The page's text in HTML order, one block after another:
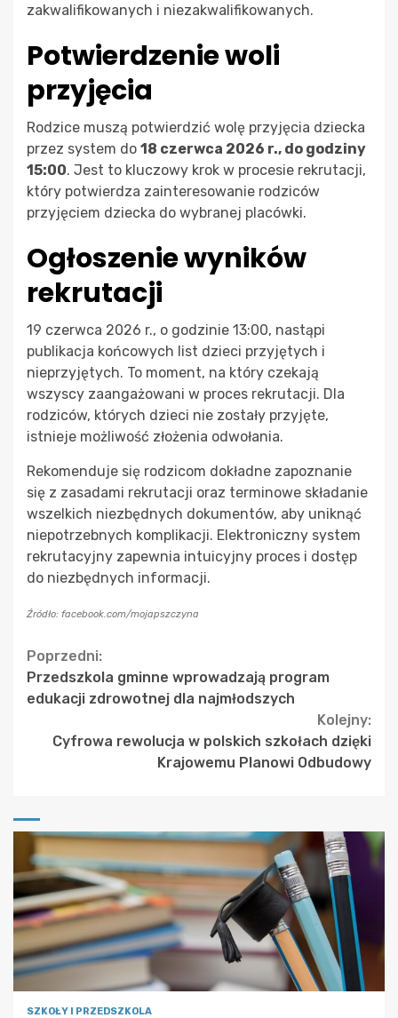
zakwalifikowanych i niezakwalifikowanych.
Potwierdzenie woli
przyjęcia
Rodzice muszą potwierdzić wolę przyjęcia dziecka
przez system do 18 czerwca 2026 r., do godziny
15:00. Jest to kluczowy krok w procesie rekrutacji,
który potwierdza zainteresowanie rodziców
przyjęciem dziecka do wybranej placówki.
Ogłoszenie wyników
rekrutacji
19 czerwca 2026 r., o godzinie 13:00, nastąpi
publikacja końcowych list dzieci przyjętych i
nieprzyjętych. To moment, na który czekają
wszyscy zaangażowani w proces rekrutacji. Dla
rodziców, których dzieci nie zostały przyjęte,
istnieje możliwość złożenia odwołania.
Rekomenduje się rodzicom dokładne zapoznanie
się z zasadami rekrutacji oraz terminowe składanie
wszelkich niezbędnych dokumentów, aby uniknąć
niepotrzebnych komplikacji. Elektroniczny system
rekrutacyjny zapewnia intuicyjny proces i dostęp
do niezbędnych informacji.
Źródło: facebook.com/mojapszczyna
Continue
Reading
Poprzedni:
Przedszkola gminne wprowadzają program
edukacji zdrowotnej dla najmłodszych
Kolejny:
Cyfrowa rewolucja w polskich szkołach dzięki
Krajowemu Planowi Odbudowy
SZKOŁY I PRZEDSZKOLA